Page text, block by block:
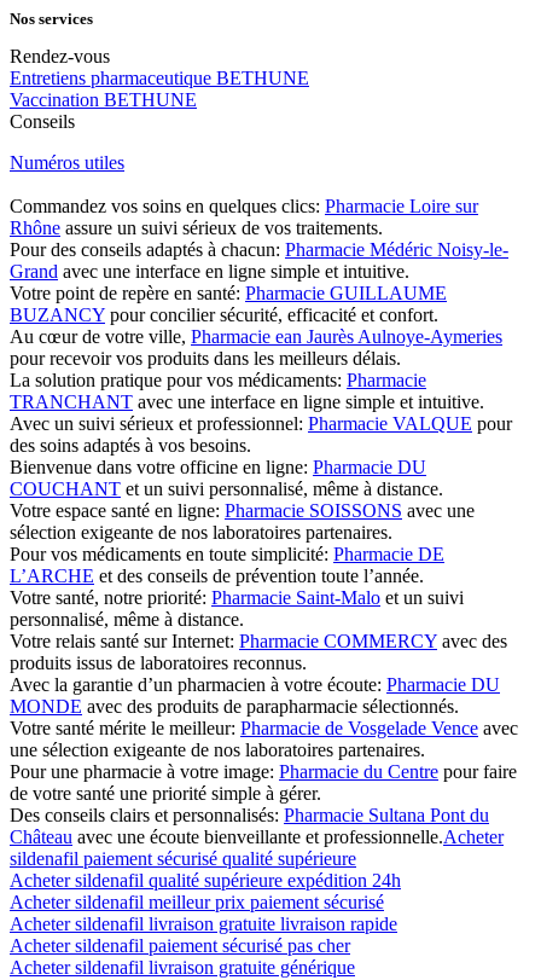
Nos services
Rendez-vous
Entretiens pharmaceutique BETHUNE
Vaccination BETHUNE
Conseils
Numéros utiles
Commandez vos soins en quelques clics: Pharmacie Loire sur
Rhône assure un suivi sérieux de vos traitements.
Pour des conseils adaptés à chacun: Pharmacie Médéric Noisy-le-
Grand avec une interface en ligne simple et intuitive.
Votre point de repère en santé: Pharmacie GUILLAUME
BUZANCY pour concilier sécurité, efficacité et confort.
Au cœur de votre ville, Pharmacie ean Jaurès Aulnoye-Aymeries
pour recevoir vos produits dans les meilleurs délais.
La solution pratique pour vos médicaments: Pharmacie
TRANCHANT avec une interface en ligne simple et intuitive.
Avec un suivi sérieux et professionnel: Pharmacie VALQUE pour
des soins adaptés à vos besoins.
Bienvenue dans votre officine en ligne: Pharmacie DU
COUCHANT et un suivi personnalisé, même à distance.
Votre espace santé en ligne: Pharmacie SOISSONS avec une
sélection exigeante de nos laboratoires partenaires.
Pour vos médicaments en toute simplicité: Pharmacie DE
L’ARCHE et des conseils de prévention toute l’année.
Votre santé, notre priorité: Pharmacie Saint-Malo et un suivi
personnalisé, même à distance.
Votre relais santé sur Internet: Pharmacie COMMERCY avec des
produits issus de laboratoires reconnus.
Avec la garantie d’un pharmacien à votre écoute: Pharmacie DU
MONDE avec des produits de parapharmacie sélectionnés.
Votre santé mérite le meilleur: Pharmacie de Vosgelade Vence avec
une sélection exigeante de nos laboratoires partenaires.
Pour une pharmacie à votre image: Pharmacie du Centre pour faire
de votre santé une priorité simple à gérer.
Des conseils clairs et personnalisés: Pharmacie Sultana Pont du
Château avec une écoute bienveillante et professionnelle.Acheter
sildenafil paiement sécurisé qualité supérieure
Acheter sildenafil qualité supérieure expédition 24h
Acheter sildenafil meilleur prix paiement sécurisé
Acheter sildenafil livraison gratuite livraison rapide
Acheter sildenafil paiement sécurisé pas cher
Acheter sildenafil livraison gratuite générique